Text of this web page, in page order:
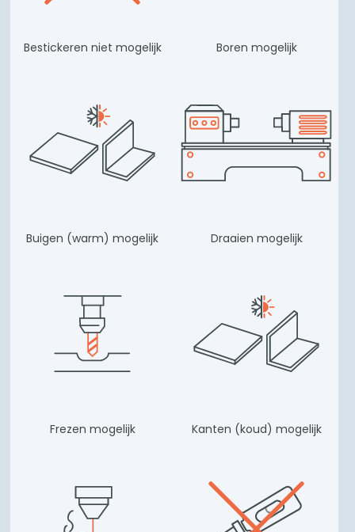
Bestickeren niet mogelijk Boren mogelijk
Buigen (warm) mogelijk Draaien mogelijk
Frezen mogelijk Kanten (koud) mogelijk